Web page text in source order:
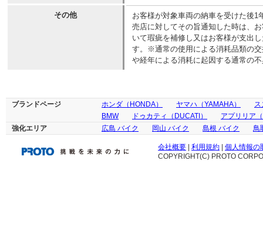
その他
お客様が対象車両の納車を受けた後
売店に対してその旨通知した時は、
いて瑕疵を補修し又はお客様が支出
す。※通常の使用による消耗品類の
や経年による消耗に起因する通常の
ブランドページ ホンダ（HONDA） ヤマハ（YAMAHA）
ス
BMW
ドゥカティ（DUCATI）
アプリリア
強化エリア
広島 バイク 岡山 バイク 島根 バイク 鳥
会社概要 利用規約
個人情報の
COPYRIGHT(C) PROTO